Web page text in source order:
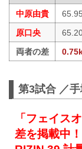
中原由貴
原口央
両者の差
第3試合 ／
「フェイス
差を掲載中